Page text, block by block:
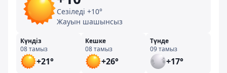
Сезіледі +10°
Жауын шашынсыз
Күндіз
08 тамыз
+21°
Кешке
08 тамыз
+26°
Түнде
09 тамыз
+17°